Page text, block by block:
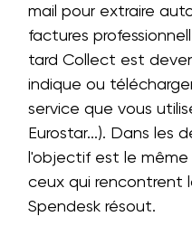
mail pour extraire
factures
tard Collect est
indique ou
service que vous
Eurostar...). Dans les
l'objectif est le
ceux qui rencontrent
Spendesk résout.